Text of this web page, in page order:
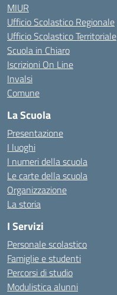
MIUR
Ufficio Scolastico Regionale
Ufficio Scolastico Territoriale
Scuola in Chiaro
Iscrizioni On Line
Invalsi
Comune
La Scuola
Presentazione
I luoghi
I numeri della scuola
Le carte della scuola
Organizzazione
La storia
I Servizi
Personale scolastico
Famiglie e studenti
Percorsi di studio
Modulistica alunni